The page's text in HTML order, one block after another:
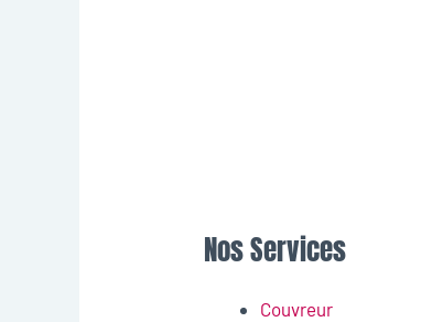
Nos Services
Couvreur